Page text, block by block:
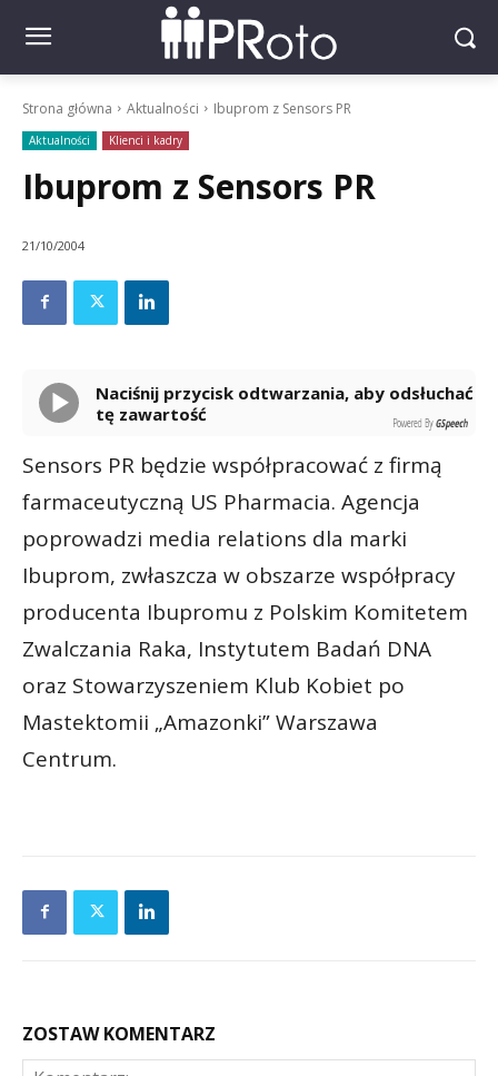
Strona główna Aktualności Ibuprom z Sensors PR
Aktualności Klienci i kadry
Ibuprom z Sensors PR
21/10/2004
Naciśnij przycisk odtwarzania, aby odsłuchać
tę zawartość
Powered By GSpeech
Sensors PR będzie współpracować z firmą
farmaceutyczną US Pharmacia. Agencja
poprowadzi media relations dla marki
Ibuprom, zwłaszcza w obszarze współpracy
producenta Ibupromu z Polskim Komitetem
Zwalczania Raka, Instytutem Badań DNA
oraz Stowarzyszeniem Klub Kobiet po
Mastektomii „Amazonki” Warszawa
Centrum.
ZOSTAW KOMENTARZ